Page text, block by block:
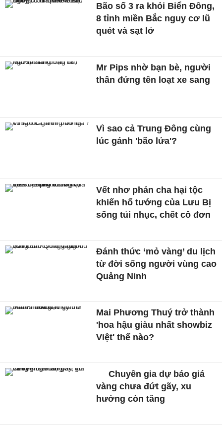
Bão số 3 ra khỏi Biển Đông,
8 tỉnh miền Bắc nguy cơ lũ
quét và sạt lở
Mr Pips nhờ bạn bè, người
thân đứng tên loạt xe sang
Vì sao cả Trung Đông cùng
lúc gánh 'bão lửa'?
Vết nhơ phản cha hại tộc
khiến hổ tướng của Lưu Bị
sống tủi nhục, chết cô đơn
Đánh thức ‘mỏ vàng’ du lịch
từ đời sống người vùng cao
Quảng Ninh
Mai Phương Thuý trở thành
'hoa hậu giàu nhất showbiz
Việt' thế nào?
Chuyên gia dự báo giá
vàng chưa đứt gãy, xu
hướng còn tăng